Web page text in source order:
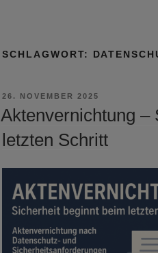
SCHLAGWORT:
VERÖFFENTLICHT
26. NOVEMBER 2025
Aktenvernichtung –
letzten Schritt